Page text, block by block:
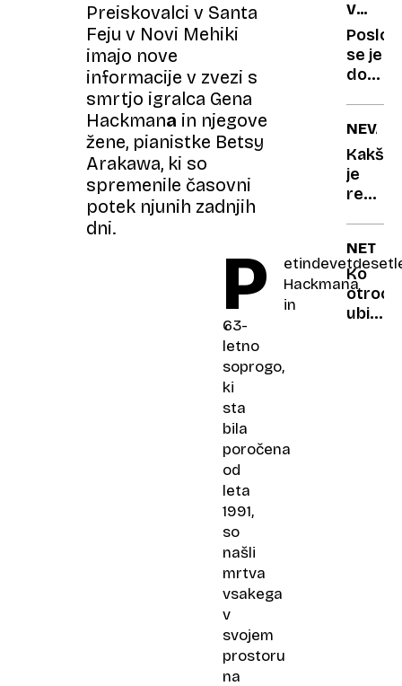
Preiskovalci v Santa
Feju v Novi Mehiki
imajo nove
informacije v zvezi s
smrtjo igralca Gena
Hackmana in njegove
žene, pianistke Betsy
Arakawa, ki so
spremenile časovni
potek njunih zadnjih
dni.
P
Hackmana
in
63-
letno
soprogo,
ki
sta
bila
poročena
od
leta
1991,
so
našli
mrtva
vsakega
v
svojem
prostoru
na
V
se je
Kakšna
je
ki jih
Ko
otroci
ubijajo